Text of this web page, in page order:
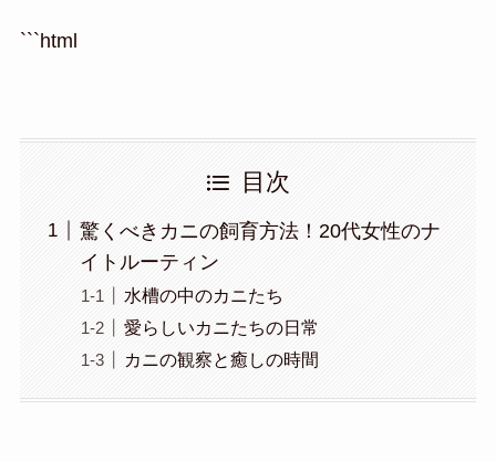
```html
目次
驚くべきカニの飼育方法！20代女性のナ
イトルーティン
水槽の中のカニたち
愛らしいカニたちの日常
カニの観察と癒しの時間